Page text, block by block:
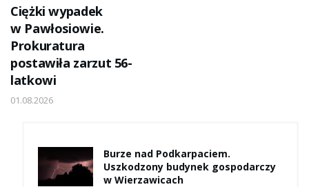
Ciężki wypadek
w Pawłosiowie.
Prokuratura
postawiła zarzut 56-
latkowi
01.08.2026
Burze nad Podkarpaciem.
Uszkodzony budynek gospodarczy
w Wierzawicach